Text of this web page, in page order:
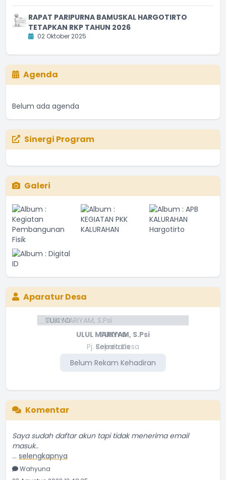
RAPAT PARIPURNA BAMUSKAL HARGOTIRTO
TETAPKAN RKP TAHUN 2026
02 Oktober 2025
Agenda
Belum ada agenda
Sinergi Program
Galeri
Aparatur Desa
TUKIYO
Pj. Kepala Desa
Belum Rekam Kehadiran
ULUL MARIYAM, S.Psi
Sekretaris
Belum Rekam Kehadiran
Komentar
masuk..
...selengkapnya
Wahyuna
23 Agustus 2023 13:48:35